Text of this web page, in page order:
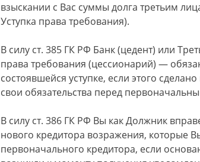
взыскании с Вас суммы долга третьим
Уступка права требования).
В силу ст. 385 ГК РФ Банк (цедент) или
права требования (цессионарий) —
состоявшейся уступке, если этого
свои обязательства перед
В силу ст. 386 ГК РФ Вы как Должник
нового кредитора возражения, которые
первоначального кредитора, если